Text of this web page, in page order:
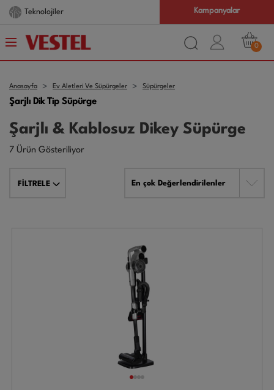
Teknolojiler Kampanyalar
0
Anasayfa Ev Aletleri Ve Süpürgeler Süpürgeler
Şarjlı Dik Tip Süpürge
Şarjlı & Kablosuz Dikey Süpürge
7 Ürün Gösteriliyor
FİLTRELE En çok Değerlendirilenler